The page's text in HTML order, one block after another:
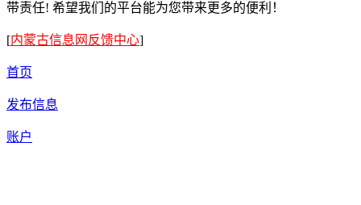
带责任! 希望我们的平台能为您带来更多的便利！
[内蒙古信息网反馈中心]
首页
发布信息
账户